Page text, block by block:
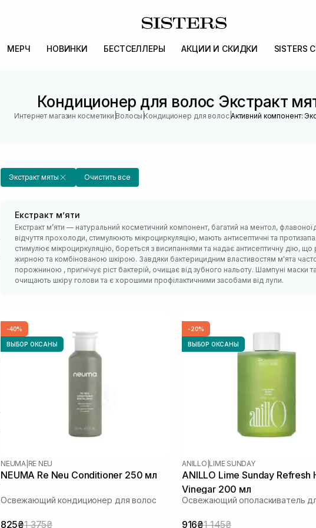
МЕРЧ НОВИНКИ БЕСТСЕЛЛЕРЫ АКЦИИ И СКИДКИ SISTERS
Кондиционер для волос Экстракт
Интернет магазин косметики |Волосы |Кондиционер для волос|Активний компонент:
Экстракт мяты Очистить все
Екстракт мʼяти
Екстракт мʼяти — натуральний косметичний компонент, багатий на ментол,
відчуття прохолоди, стимулюють мікроциркуляцію, мають антисептичні та
стимулює мікроциркуляцію, бореться з висипаннями та надає антисептичну дію,
жирною та комбінованою шкірою. Завдяки бактерицидним властивостям м'ята
порожниною , пригнічує ріст бактерій, очищає від зубного нальоту. Шампуні маски
очищають шкіру голови та є хорошими профілактичними засобами від лупи.
-40%
ВЫБОР ОКСАНЫ
NEUMA RE NEU
NEUMA Re Neu Conditioner 250 мл
Освежающий кондиционер для волос
825₴1 375₴
-20%
ВЫБОР ОКСАНЫ
ANILLO LIME SUNDAY
ANILLO Lime Sunday Refresh
Vinegar 200 мл
Освежающий ополаскиватель
916₴1 145₴